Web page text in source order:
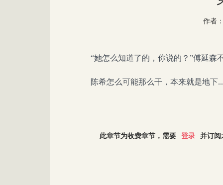
作者
“她怎么知道了的，你说的？”傅延森
陈希怎么可能那么干，本来就是地下
此章节为收费章节，需要 登录 并订阅